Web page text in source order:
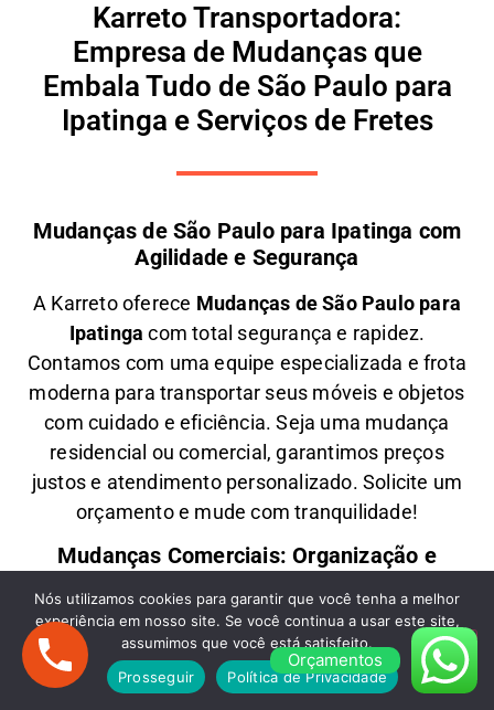
Karreto Transportadora:
Empresa de Mudanças que
Embala Tudo de São Paulo para
Ipatinga e Serviços de Fretes
Mudanças de São Paulo para Ipatinga com
Agilidade e Segurança
A Karretooferece Mudanças de São Paulo para
Ipatinga com total segurança e rapidez.
Contamos com uma equipe especializada e frota
moderna para transportar seus móveis e objetos
comcuidado e eficiência. Seja uma mudança
residencial ou comercial , garantimos preços
justos e atendimento personalizado. Solicite um
orçamento e mude com tranquilidade!
Mudanças Comerciais: Organização e
Precisa de umaMudança Comercialde São
Paulo para Ipatinga ? AKarretocuida de toda a
logística paraescritórios, lojas e empresas,
Orçamentos
Nós utilizamos cookies para garantir que você tenha a melhor
experiência em nosso site. Se você continua a usar este site,
assumimos que você está satisfeito.
Prosseguir
Política de Privacidade